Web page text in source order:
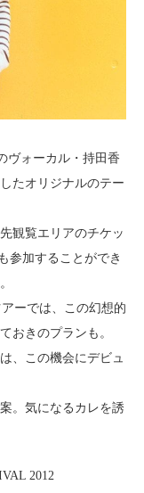
ヴォーカル・持田香
たオリジナルのテー
観覧エリアのチケッ
参加することができ
ーでは、この幻想的
おきのプランも。
、この機会にデビュ
。気になるカレを誘
2012